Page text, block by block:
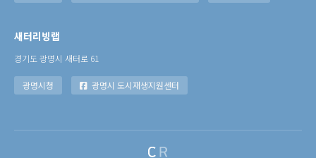
새터리빙랩
경기도 광명시 새터로 61
광명시청 광명시 도시재생지원센터